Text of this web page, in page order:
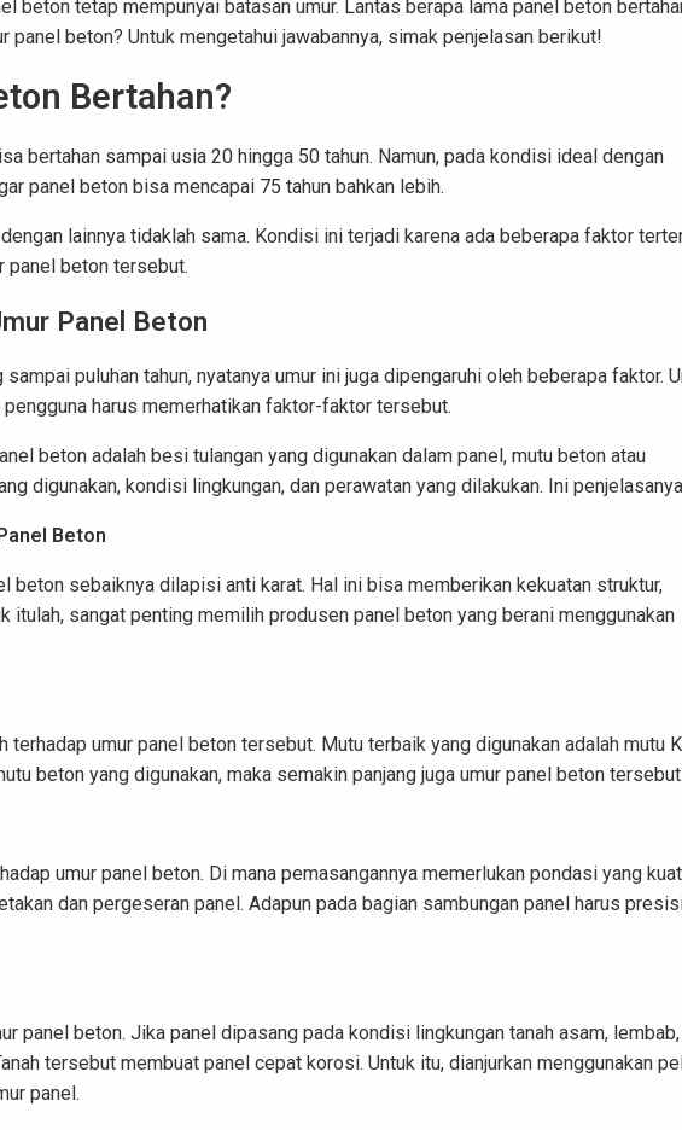
beton tetap mempunyai batasan umur. Lantas berapa lama panel beton
panel beton? Untuk mengetahui jawabannya, simak penjelasan berikut!
Bertahan?
bertahan sampai usia 20 hingga 50 tahun. Namun, pada kondisi ideal dengan
panel beton bisa mencapai 75 tahun bahkan lebih.
lainnya tidaklah sama. Kondisi ini terjadi karena ada beberapa faktor
panel beton tersebut.
Panel Beton
puluhan tahun, nyatanya umur ini juga dipengaruhi oleh beberapa faktor.
harus memerhatikan faktor-faktor tersebut.
beton adalah besi tulangan yang digunakan dalam panel, mutu beton atau
digunakan, kondisi lingkungan, dan perawatan yang dilakukan. Ini
Beton
beton sebaiknya dilapisi anti karat. Hal ini bisa memberikan kekuatan struktur,
itulah, sangat penting memilih produsen panel beton yang berani menggunakan
terhadap umur panel beton tersebut. Mutu terbaik yang digunakan adalah mutu
beton yang digunakan, maka semakin panjang juga umur panel beton tersebut.
umur panel beton. Di mana pemasangannya memerlukan pondasi yang
dan pergeseran panel. Adapun pada bagian sambungan panel harus
panel beton. Jika panel dipasang pada kondisi lingkungan tanah asam,
tersebut membuat panel cepat korosi. Untuk itu, dianjurkan menggunakan
panel.